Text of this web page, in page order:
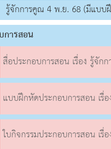
รู้จักการคูณ 4 พ.ย. 68 (มีแบบ
การสอน
สื่อประกอบการสอน เรื่อง รู้จัก
แบบฝึกหัดประกอบการสอน เรื่อง รู้
ใบกิจกรรมประกอบการสอน เรื่อง รู้